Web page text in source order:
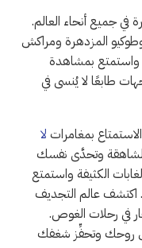
جميع أنحاء العالم.
المزدهرة ومراكش
واستمتع بمشاهدة
طابعًا لا يُنسى في
بمغامرات لا
الشاهقة وتحدَّى نفسك
الكثيفة واستمتع
اكتشف عالم التجديف
في رحلات الغوص.
روحك وتحفِّز شغفك